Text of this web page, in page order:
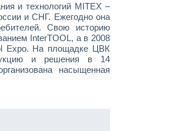
и технологий MITEX –
и СНГ. Ежегодно она
Свою историю
InterTOOL, а в 2008
Expo. На площадке ЦВК
и решения в 14
насыщенная